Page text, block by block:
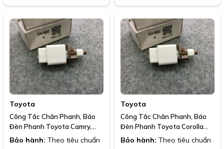
Toyota
Công Tắc Chân Phanh, Báo
Đèn Phanh Toyota Camry,
2006-2017
Bảo hành: Theo tiêu chuẩn
Toyota
Công Tắc Chân Phanh, Báo
Đèn Phanh Toyota Corolla
,2006-2014
Bảo hành: Theo tiêu chuẩn